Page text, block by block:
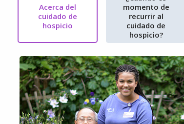
Acerca del
cuidado de
hospicio
momento de
recurrir al
cuidado de
hospicio?